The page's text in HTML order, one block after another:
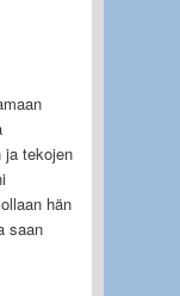
ja tekojen
hän
saan